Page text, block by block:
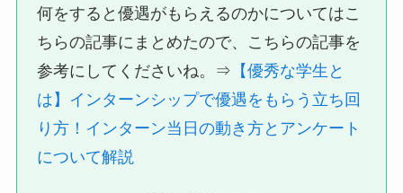
何をすると優遇がもらえるのかについてはこ
ちらの記事にまとめたので、こちらの記事を
参考にしてくださいね。⇒ 【優秀な学生と
は】インターンシップで優遇をもらう立ち回
り方！インターン当日の動き方とアンケート
について解説